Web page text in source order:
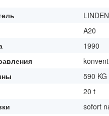
A20
1990
590 KG
20 t
sofort